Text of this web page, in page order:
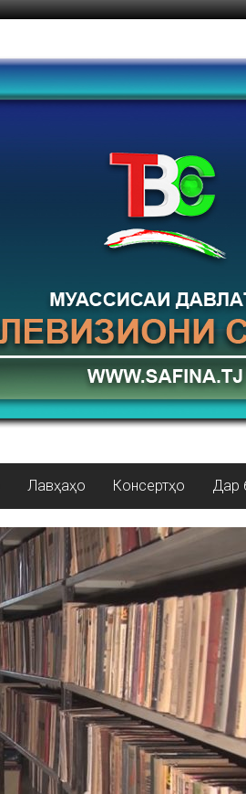
Лавҳаҳо Консертҳо Дар